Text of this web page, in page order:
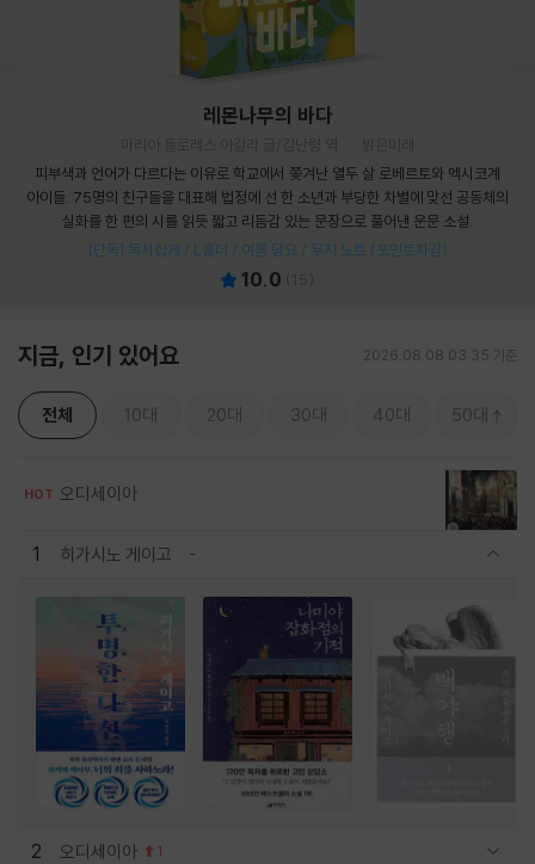
레몬나무의 바다
피부색과 언어가 다르다는 이유로 학교에서 쫓겨난 열두 살 로베르토와 멕시코계
아이들. 75명의 친구들을 대표해 법정에 선 한 소년과 부당한 차별에 맞선 공동체의
실화를 한 편의 시를 읽듯 짧고 리듬감 있는 문장으로 풀어낸 운문 소설.
[단독] 독서집게 / L홀더 / 여름 담요 / 무지 노트 (포인트차감)
10.0
지금, 인기 있어요 2026.08.08 03:35 기준
전체 10대 20대 30대 40대 50대
HOT 오디세이아
1 히가시노 게이고
2 오디세이아 1